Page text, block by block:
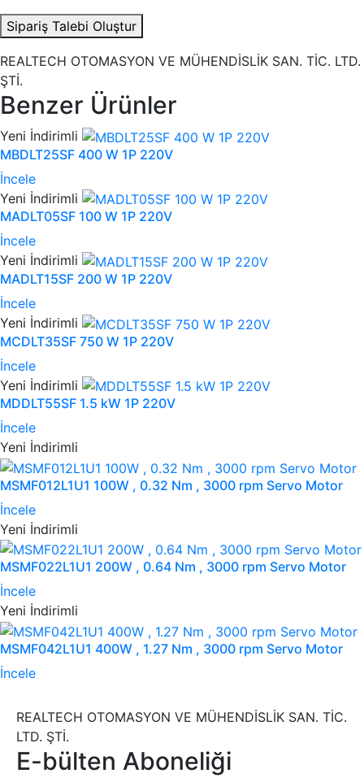
Sipariş Talebi Oluştur
REALTECH OTOMASYON VE MÜHENDİSLİK SAN. TİC. LTD.
ŞTİ.
Benzer Ürünler
Yeni İndirimli
MBDLT25SF 400 W 1P 220V
İncele
Yeni İndirimli
MADLT05SF 100 W 1P 220V
İncele
Yeni İndirimli
MADLT15SF 200 W 1P 220V
İncele
Yeni İndirimli
MCDLT35SF 750 W 1P 220V
İncele
Yeni İndirimli
MDDLT55SF 1.5 kW 1P 220V
İncele
Yeni İndirimli
MSMF012L1U1 100W , 0.32 Nm , 3000 rpm Servo Motor
İncele
Yeni İndirimli
MSMF022L1U1 200W , 0.64 Nm , 3000 rpm Servo Motor
İncele
Yeni İndirimli
MSMF042L1U1 400W , 1.27 Nm , 3000 rpm Servo Motor
İncele
REALTECH OTOMASYON VE MÜHENDİSLİK SAN. TİC.
LTD. ŞTİ.
E-bülten Aboneliği